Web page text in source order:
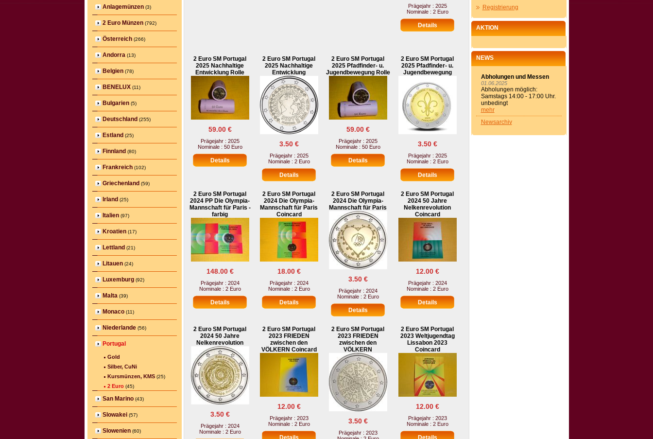
Anlagemünzen (3)
2 Euro Münzen (792)
Österreich (266)
Andorra (13)
Belgien (78)
BENELUX (11)
Bulgarien (5)
Deutschland (255)
Estland (25)
Finnland (80)
Frankreich (102)
Griechenland (59)
Irland (25)
Italien (97)
Kroatien (17)
Lettland (21)
Litauen (24)
Luxemburg (92)
Malta (39)
Monaco (11)
Niederlande (56)
Portugal
Gold
Silber, CuNi
Kursmünzen, KMS (25)
2 Euro (45)
San Marino (43)
Slowakei (57)
Slowenien (60)
Prägejahr : 2025
Nominale : 2 Euro
2 Euro SM Portugal
2025 Nachhaltige
Entwicklung Rolle
59.00 €
Prägejahr : 2025
Nominale : 50 Euro
2 Euro SM Portugal
2025 Nachhaltige
Entwicklung
3.50 €
Prägejahr : 2025
Nominale : 2 Euro
2 Euro SM Portugal
2025 Pfadfinder- u.
Jugendbewegung Rolle
59.00 €
Prägejahr : 2025
Nominale : 50 Euro
2 Euro SM Portugal
2025 Pfadfinder- u.
Jugendbewegung
3.50 €
Prägejahr : 2025
Nominale : 2 Euro
2 Euro SM Portugal
2024 PP Die Olympia-
Mannschaft für Paris -
farbig
148.00 €
Prägejahr : 2024
Nominale : 2 Euro
2 Euro SM Portugal
2024 Die Olympia-
Mannschaft für Paris
Coincard
18.00 €
Prägejahr : 2024
Nominale : 2 Euro
2 Euro SM Portugal
2024 Die Olympia-
Mannschaft für Paris
3.50 €
Prägejahr : 2024
Nominale : 2 Euro
2 Euro SM Portugal
2024 50 Jahre
Nelkenrevolution
Coincard
12.00 €
Prägejahr : 2024
Nominale : 2 Euro
2 Euro SM Portugal
2024 50 Jahre
Nelkenrevolution
3.50 €
Prägejahr : 2024
Nominale : 2 Euro
2 Euro SM Portugal
2023 FRIEDEN
zwischen den
VÖLKERN Coincard
12.00 €
Prägejahr : 2023
Nominale : 2 Euro
2 Euro SM Portugal
2023 FRIEDEN
zwischen den
VÖLKERN
3.50 €
Prägejahr : 2023
2 Euro SM Portugal
2023 Weltjugendtag
Lissabon 2023
Coincard
12.00 €
Prägejahr : 2023
Nominale : 2 Euro
Registrierung
AKTION
NEWS
Abholungen und Messen
01.06.2025
Abholungen möglich:
Samstags 14:00 - 17:00 Uhr.
unbedingt
mehr
Newsarchiv